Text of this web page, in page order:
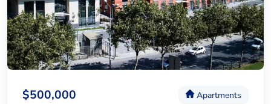
Apartments
$500,000